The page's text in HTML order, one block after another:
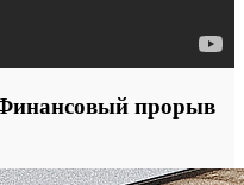
прорыв